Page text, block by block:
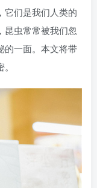
它们是我们人类的
昆虫常常被我们忽
的一面。本文将带